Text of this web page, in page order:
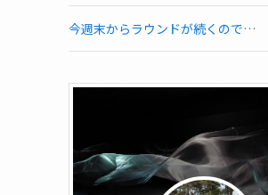
今週末からラウンドが続くので…